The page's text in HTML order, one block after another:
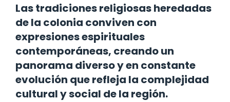
Las tradiciones religiosas heredadas
de la colonia conviven con
expresiones espirituales
contemporáneas, creando un
panorama diverso y en constante
evolución que refleja la complejidad
cultural y social de la región.